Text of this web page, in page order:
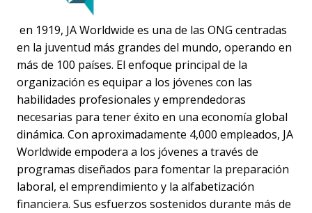
en 1919, JA Worldwide es una de las ONG centradas
en la juventud más grandes del mundo, operando en
más de 100 países. El enfoque principal de la
organización es equipar a los jóvenes con las
habilidades profesionales y emprendedoras
necesarias para tener éxito en una economía global
dinámica. Con aproximadamente 4,000 empleados, JA
Worldwide empodera a los jóvenes a través de
programas diseñados para fomentar la preparación
laboral, el emprendimiento y la alfabetización
financiera. Sus esfuerzos sostenidos durante más de